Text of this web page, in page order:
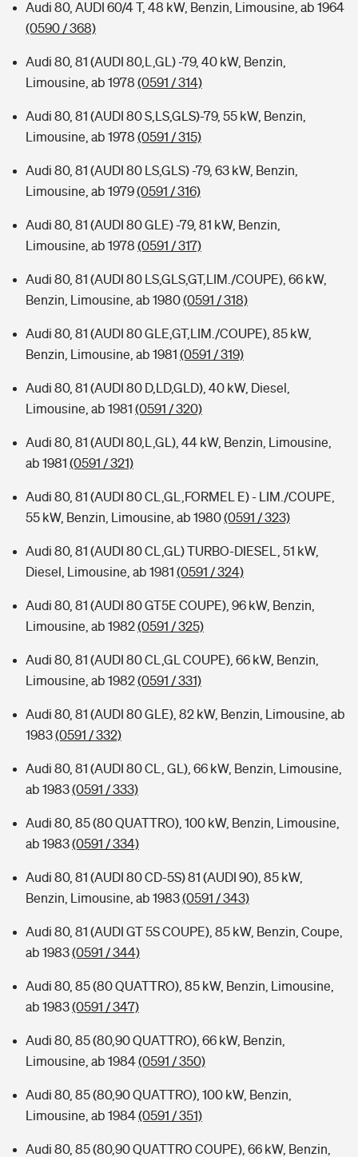
Audi 80, AUDI 60/4 T, 48 kW, Benzin, Limousine, ab 1964
(0590 / 368)
Audi 80, 81 (AUDI 80,L,GL) -79, 40 kW, Benzin,
Limousine, ab 1978 (0591 / 314)
Audi 80, 81 (AUDI 80 S,LS,GLS)-79, 55 kW, Benzin,
Limousine, ab 1978 (0591 / 315)
Audi 80, 81 (AUDI 80 LS,GLS) -79, 63 kW, Benzin,
Limousine, ab 1979(0591 / 316)
Audi 80, 81 (AUDI 80 GLE) -79, 81 kW, Benzin,
Limousine, ab 1978 (0591 / 317)
Audi 80, 81 (AUDI 80 LS,GLS,GT,LIM./COUPE), 66 kW,
Benzin, Limousine, ab 1980(0591 / 318)
Audi 80, 81 (AUDI 80 GLE,GT,LIM./COUPE), 85 kW,
Benzin, Limousine, ab 1981 (0591 / 319)
Audi 80, 81 (AUDI 80 D,LD,GLD), 40 kW, Diesel,
Limousine, ab 1981 (0591 / 320)
Audi 80, 81 (AUDI 80,L,GL), 44 kW, Benzin, Limousine,
ab 1981 (0591 / 321)
Audi 80, 81 (AUDI 80 CL,GL,FORMEL E) - LIM./COUPE,
55 kW, Benzin, Limousine, ab 1980(0591 / 323)
Audi 80, 81 (AUDI 80 CL,GL) TURBO-DIESEL, 51 kW,
Diesel, Limousine, ab 1981 (0591 / 324)
Audi 80, 81 (AUDI 80 GT5E COUPE), 96 kW, Benzin,
Limousine, ab 1982(0591 / 325)
Audi 80, 81 (AUDI 80 CL,GL COUPE), 66 kW, Benzin,
Limousine, ab 1982(0591 / 331)
Audi 80, 81 (AUDI 80 GLE), 82 kW, Benzin, Limousine, ab
1983(0591 / 332)
Audi 80, 81 (AUDI 80 CL, GL), 66 kW, Benzin, Limousine,
ab 1983(0591 / 333)
Audi 80, 85 (80 QUATTRO), 100 kW, Benzin, Limousine,
ab 1983(0591 / 334)
Audi 80, 81 (AUDI 80 CD-5S) 81 (AUDI 90), 85 kW,
Benzin, Limousine, ab 1983(0591 / 343)
Audi 80, 81 (AUDI GT 5S COUPE), 85 kW, Benzin, Coupe,
ab 1983(0591 / 344)
Audi 80, 85 (80 QUATTRO), 85 kW, Benzin, Limousine,
ab 1983(0591 / 347)
Audi 80, 85 (80,90 QUATTRO), 66 kW, Benzin,
Limousine, ab 1984(0591 / 350)
Audi 80, 85 (80,90 QUATTRO), 100 kW, Benzin,
Limousine, ab 1984(0591 / 351)
Audi 80, 85 (80,90 QUATTRO COUPE), 66 kW, Benzin,